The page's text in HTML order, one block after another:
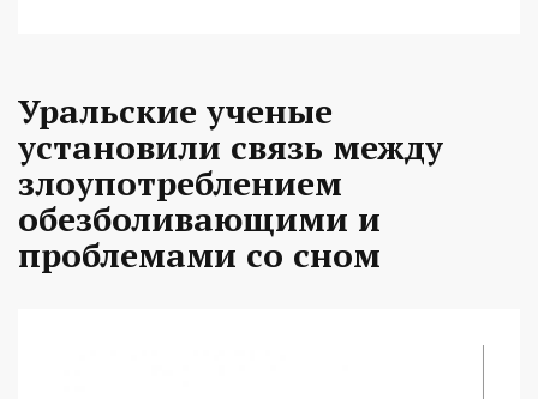
Уральские ученые
установили связь между
злоупотреблением
обезболивающими и
проблемами со сном